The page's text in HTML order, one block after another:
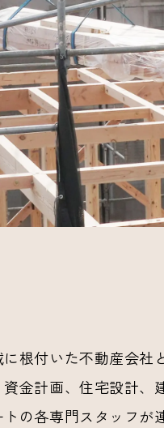
根付いた不動産会
資金計画、住宅設計
の各専門スタッフ